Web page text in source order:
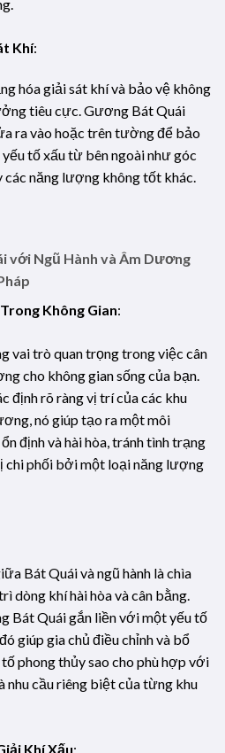
Khí:
hóa giải sát khí và bảo vệ không
tiêu cực. Gương Bát Quái
ra vào hoặc trên tường để bảo
tố xấu từ bên ngoài như góc
các năng lượng không tốt khác.
với Ngũ Hành và Âm Dương
Không Gian:
vai trò quan trọng trong việc cân
cho không gian sống của bạn.
định rõ ràng vị trí của các khu
nó giúp tạo ra một môi
định và hài hòa, tránh tình trạng
chi phối bởi một loại năng lượng
Bát Quái và ngũ hành là chìa
dòng khí hài hòa và cân bằng.
Bát Quái gắn liền với một yếu tố
giúp gia chủ điều chỉnh và bổ
tố phong thủy sao cho phù hợp với
nhu cầu riêng biệt của từng khu
Khí Xấu: